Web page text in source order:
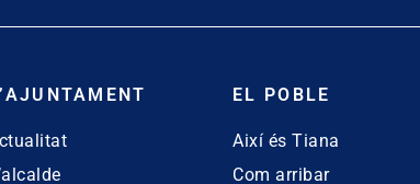
EL POBLE
Així és Tiana
Com arribar